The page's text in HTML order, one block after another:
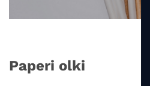
Paperi olki